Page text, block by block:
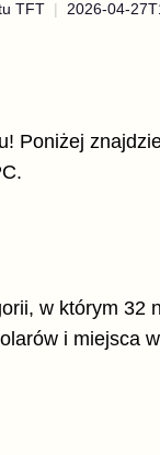
TFT 2026-04-
Poniżej
w którym 32
i miejsca